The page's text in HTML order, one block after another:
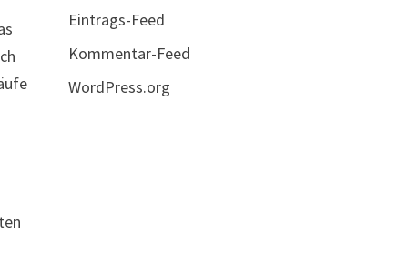
Eintrags-Feed
Kommentar-Feed
WordPress.org